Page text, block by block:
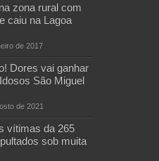
zona rural com
caiu na Lagoa
de 2017
Dores vai ganhar
São Miguel
de 2021
vítimas da 265
sob muita